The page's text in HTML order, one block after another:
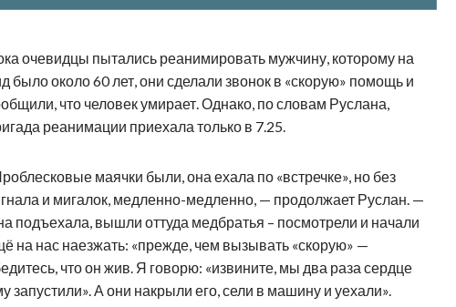
очевидцы пытались реанимировать мужчину, которому на
было около 60 лет, они сделали звонок в «скорую» помощь и
что человек умирает. Однако, по словам Руслана,
реанимации приехала только в 7.25.
маячки были, она ехала по «встречке», но без
и мигалок, медленно-медленно, — продолжает Руслан. —
подъехала, вышли оттуда медбратья – посмотрели и начали
на нас наезжать: «прежде, чем вызывать «скорую» —
что он жив. Я говорю: «извините, мы два раза сердце
запустили». А они накрыли его, сели в машину и уехали».